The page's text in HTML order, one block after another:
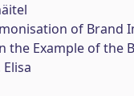
of Brand
the Example of the
Elisa